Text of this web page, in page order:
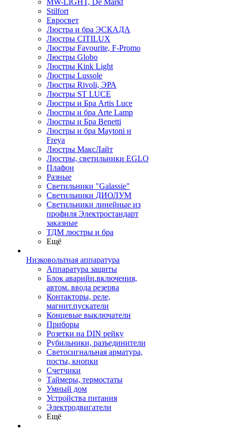
MW-LIGHT, De Markt
Stilfort
Евросвет
Люстра и бра ЭСКАДА
Люстры CITILUX
Люстры Favourite, F-Promo
Люстры Globo
Люстры Kink Light
Люстры Lussole
Люстры Rivoli, ЭРА
Люстры ST LUCE
Люстры и Бра Artis Luce
Люстры и бра Arte Lamp
Люстры и Бра Benetti
Люстры и бра Maytoni и
Freya
Люстры МаксЛайт
Люстры, светильники EGLO
Плафон
Разные
Светильники "Galassie"
Светильники ДИОЛУМ
Светильники линейные из
профиля Электростандарт
заказные
ТДМ люстры и бра
Ещё
Низковольтная аппаратура
Аппаратура защиты
Блок аварийн.включения,
автом. ввода резерва
Контакторы, реле,
магнит.пускатели
Концевые выключатели
Приборы
Розетки на DIN рейку
Рубильники, разъединители
Светосигнальная арматура,
посты, кнопки
Счетчики
Таймеры, термостаты
Умный дом
Устройства питания
Электродвигатели
Ещё